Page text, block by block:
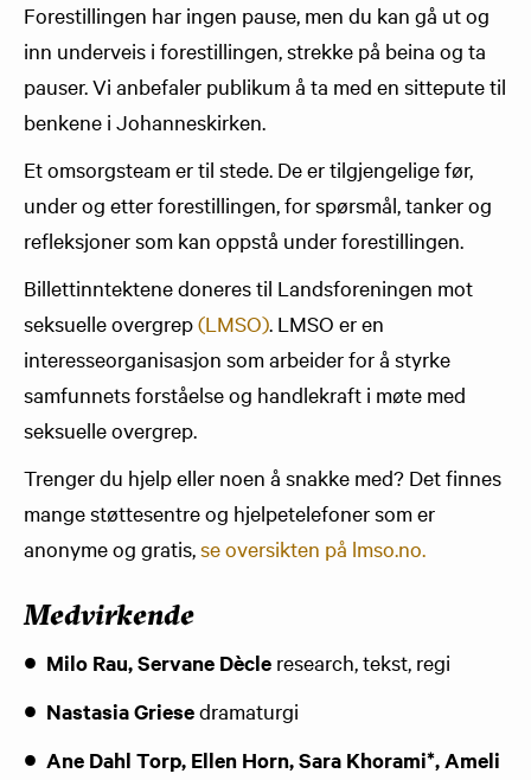
Forestillingen har ingen pause, men du kan gå ut og
inn underveis i forestillingen, strekke på beina og ta
pauser. Vi anbefaler publikum å ta med en sittepute til
benkene i Johanneskirken.
Et omsorgsteam er til stede. De er tilgjengelige før,
under og etter forestillingen, for spørsmål, tanker og
refleksjoner som kan oppstå under forestillingen.
Billettinntektene doneres til Landsforeningen mot
seksuelle overgrep(LMSO). LMSO er en
interesseorganisasjon som arbeider for å styrke
samfunnets forståelse og handlekraft i møte med
seksuelle overgrep.
Trenger du hjelp eller noen å snakke med? Det finnes
mange støttesentre og hjelpetelefoner som er
anonyme og gratis,se oversikten på lmso.no.
Medvirkende
Milo Rau, Servane Dècle research, tekst, regi
Nastasia Griesedramaturgi
Ane Dahl Torp, Ellen Horn, Sara Khorami*, Ameli